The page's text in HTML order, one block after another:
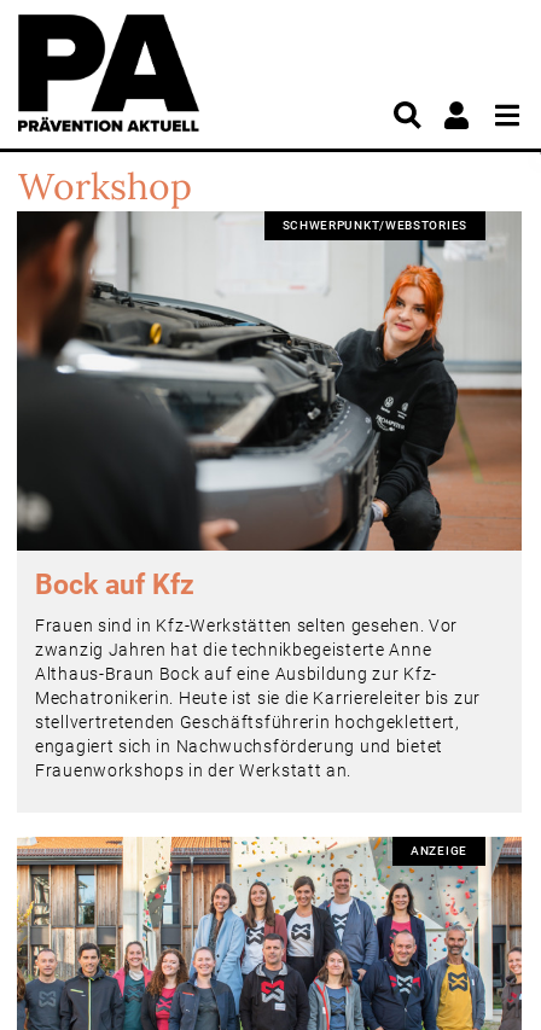
Workshop
SCHWERPUNKT/WEBSTORIES
Bock auf Kfz
Frauen sind in Kfz-Werkstätten selten gesehen. Vor
zwanzig Jahren hat die technikbegeisterte Anne
Althaus-Braun Bock auf eine Ausbildung zur Kfz-
Mechatronikerin. Heute ist sie die Karriereleiter bis zur
stellvertretenden Geschäftsführerin hochgeklettert,
engagiert sich in Nachwuchsförderung und bietet
Frauenworkshops in der Werkstatt an.
ANZEIGE